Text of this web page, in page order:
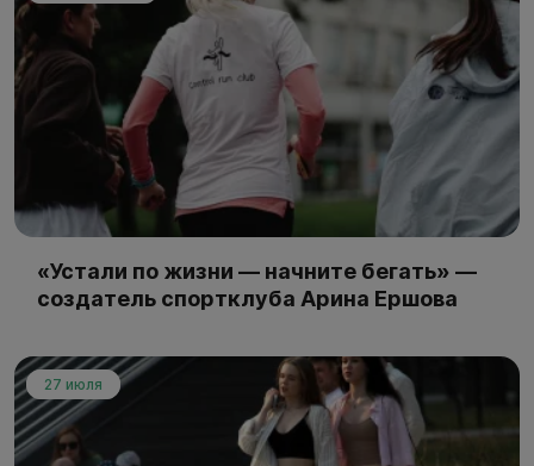
«Устали по жизни — начните бегать» —
создатель спортклуба Арина Ершова
27 июля